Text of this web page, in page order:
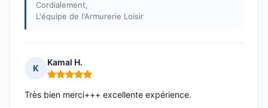
Cordialement,
L'équipe de l'Armurerie Loisir
K
Kamal H.
Note : 5 sur 5
Très bien merci+++ excellente expérience.